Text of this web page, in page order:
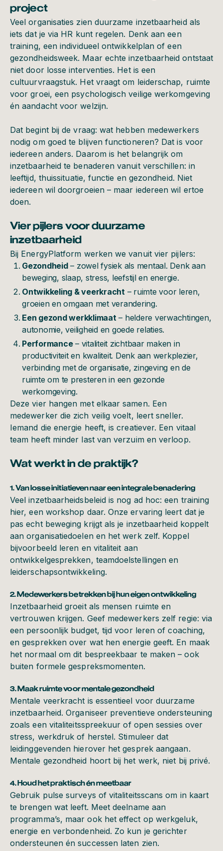
project
Veel organisaties zien duurzame inzetbaarheid als
iets dat je via HR kunt regelen. Denk aan een
training, een individueel ontwikkelplan of een
gezondheidsweek. Maar echte inzetbaarheid ontstaat
niet door losse interventies. Het is een
cultuurvraagstuk. Het vraagt om leiderschap, ruimte
voor groei, een psychologisch veilige werkomgeving
én aandacht voor welzijn.
Dat begint bij de vraag: wat hebben medewerkers
nodig om goed te blijven functioneren? Dat is voor
iedereen anders. Daarom is het belangrijk om
inzetbaarheid te benaderen vanuit verschillen: in
leeftijd, thuissituatie, functie en gezondheid. Niet
iedereen wil doorgroeien – maar iedereen wil ertoe
doen.
Vier pijlers voor duurzame
inzetbaarheid
Bij EnergyPlatform werken we vanuit vier pijlers:
Gezondheid– zowel fysiek als mentaal. Denk aan
beweging, slaap, stress, leefstijl en energie.
Ontwikkeling & veerkracht– ruimte voor leren,
groeien en omgaan met verandering.
Een gezond werkklimaat– heldere verwachtingen,
autonomie, veiligheid en goede relaties.
Performance– vitaliteit zichtbaar maken in
productiviteit en kwaliteit. Denk aan werkplezier,
verbinding met de organisatie, zingeving en de
ruimte om te presteren in een gezonde
werkomgeving.
Deze vier hangen met elkaar samen. Een
medewerker die zich veilig voelt, leert sneller.
Iemand die energie heeft, is creatiever. Een vitaal
team heeft minder last van verzuim en verloop.
Wat werkt in de praktijk?
1. Van losse initiatieven naar een integrale benadering
Veel inzetbaarheidsbeleid is nog ad hoc: een training
hier, een workshop daar. Onze ervaring leert dat je
pas echt beweging krijgt als je inzetbaarheid koppelt
aan organisatiedoelen en het werk zelf. Koppel
bijvoorbeeld leren en vitaliteit aan
ontwikkelgesprekken, teamdoelstellingen en
leiderschapsontwikkeling.
2. Medewerkers betrekken bij hun eigen ontwikkeling
Inzetbaarheid groeit als mensen ruimte en
vertrouwen krijgen. Geef medewerkers zelf regie: via
een persoonlijk budget, tijd voor leren of coaching,
en gesprekken over wat hen energie geeft. En maak
het normaal om dit bespreekbaar te maken – ook
buiten formele gespreksmomenten.
3. Maak ruimte voor mentale gezondheid
Mentale veerkracht is essentieel voor duurzame
inzetbaarheid. Organiseer preventieve ondersteuning
zoals een vitaliteitsspreekuur of open sessies over
stress, werkdruk of herstel. Stimuleer dat
leidinggevenden hierover het gesprek aangaan.
Mentale gezondheid hoort bij het werk, niet bij privé.
4. Houd het praktisch én meetbaar
Gebruik pulse surveys of vitaliteitsscans om in kaart
te brengen wat leeft. Meet deelname aan
programma’s, maar ook het effect op werkgeluk,
energie en verbondenheid. Zo kun je gerichter
ondersteunen én successen laten zien.